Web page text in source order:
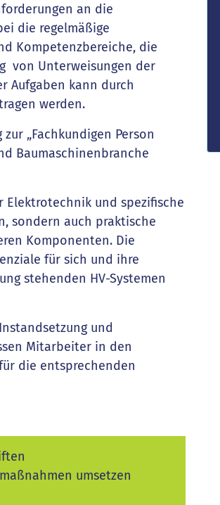
an die
die regelmäßige
Kompetenzbereiche, die
von Unterweisungen der
Aufgaben kann durch
werden.
„Fachkundigen Person
Baumaschinenbranche
Elektrotechnik und spezifische
sondern auch praktische
Komponenten. Die
für sich und ihre
stehenden HV-Systemen
und
Mitarbeiter in den
die entsprechenden
umsetzen